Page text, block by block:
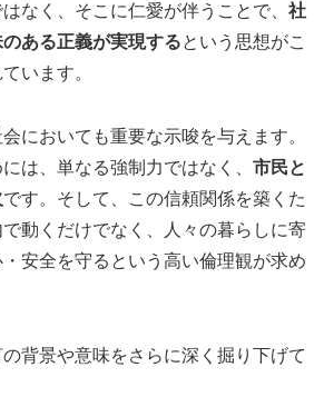
なく、そこに仁愛が伴うことで、 社
ある正義が実現するという思想がこ
います。
においても重要な示唆を与えます。
は、単なる強制力ではなく、 市民と
です。そして、この信頼関係を築くた
動くだけでなく、人々の暮らしに寄
安全を守るという高い倫理観が求め
背景や意味をさらに深く掘り下げて